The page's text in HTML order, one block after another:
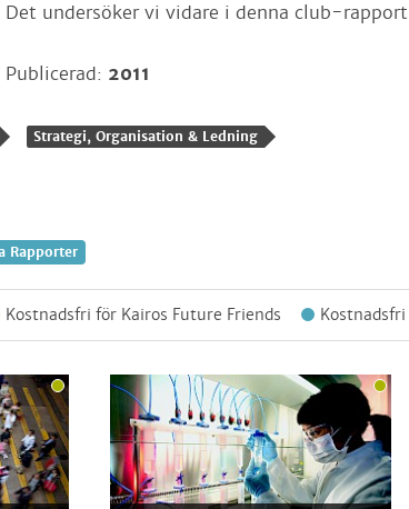
Det undersöker vi vidare i denna club-
Publicerad: 2011
Strategi, Organisation & Ledning
Rapporter
Kostnadsfri för Kairos Future Friends